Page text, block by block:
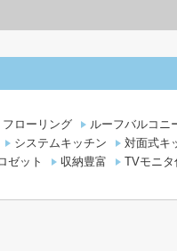
フローリング ルーフバルコニ
システムキッチン 対面式キ
ゼット
収納豊富 TVモニタ